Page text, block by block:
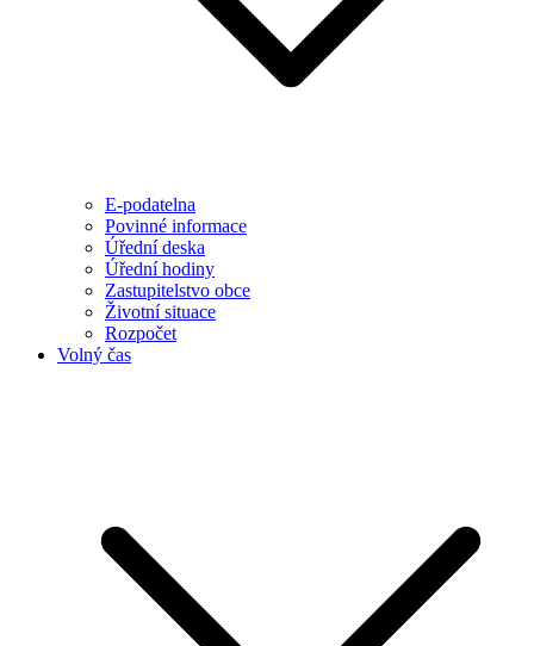
E-podatelna
Povinné informace
Úřední deska
Úřední hodiny
Zastupitelstvo obce
Životní situace
Rozpočet
Volný čas